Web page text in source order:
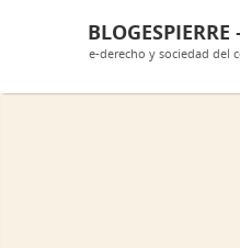
e-derecho y sociedad del